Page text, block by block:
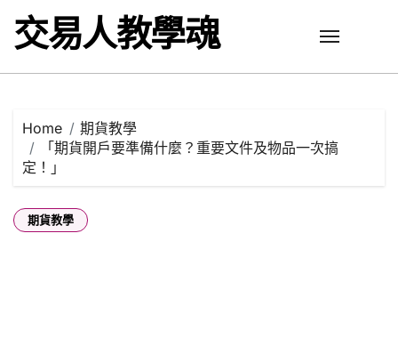
content
交易人教學魂
Home
期貨教學
「期貨開戶要準備什麼？重要文件及物品一次搞
定！」
期貨教學